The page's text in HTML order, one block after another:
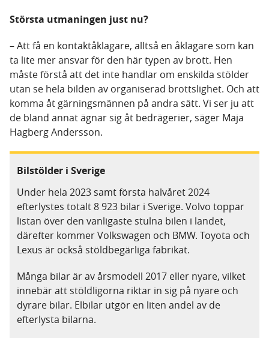
Största utmaningen just nu?
– Att få en kontaktåklagare, alltså en åklagare som kan
ta lite mer ansvar för den här typen av brott. Hen
måste förstå att det inte handlar om enskilda stölder
utan se hela bilden av organiserad brottslighet. Och att
komma åt gärningsmännen på andra sätt. Vi ser ju att
de bland annat ägnar sig åt bedrägerier, säger Maja
Hagberg Andersson.
Bilstölder i Sverige
Under hela 2023 samt första halvåret 2024
efterlystes totalt 8 923 bilar i Sverige. Volvo toppar
listan över den vanligaste stulna bilen i landet,
därefter kommer Volkswagen och BMW. Toyota och
Lexus är också stöldbegärliga fabrikat.
Många bilar är av årsmodell 2017 eller nyare, vilket
innebär att stöldligorna riktar in sig på nyare och
dyrare bilar. Elbilar utgör en liten andel av de
efterlysta bilarna.